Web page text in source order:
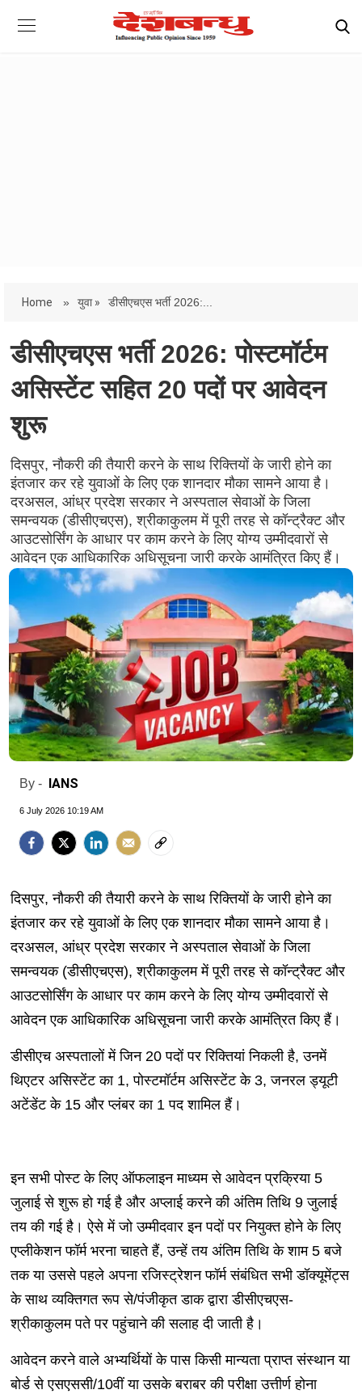
Home » युवा » डीसीएचएस भर्ती 2026:...
डीसीएचएस भर्ती 2026: पोस्टमॉर्टम
असिस्टेंट सहित 20 पदों पर आवेदन
शुरू
दिसपुर, नौकरी की तैयारी करने के साथ रिक्तियों के जारी होने का
इंतजार कर रहे युवाओं के लिए एक शानदार मौका सामने आया है।
दरअसल, आंध्र प्रदेश सरकार ने अस्पताल सेवाओं के जिला
समन्वयक (डीसीएचएस), श्रीकाकुलम में पूरी तरह से कॉन्ट्रैक्ट और
आउटसोर्सिंग के आधार पर काम करने के लिए योग्य उम्मीदवारों से
आवेदन एक आधिकारिक अधिसूचना जारी करके आमंत्रित किए हैं।
By - IANS
6 July 2026 10:19 AM
दिसपुर, नौकरी की तैयारी करने के साथ रिक्तियों के जारी होने का
इंतजार कर रहे युवाओं के लिए एक शानदार मौका सामने आया है।
दरअसल, आंध्र प्रदेश सरकार ने अस्पताल सेवाओं के जिला
समन्वयक (डीसीएचएस), श्रीकाकुलम में पूरी तरह से कॉन्ट्रैक्ट और
आउटसोर्सिंग के आधार पर काम करने के लिए योग्य उम्मीदवारों से
आवेदन एक आधिकारिक अधिसूचना जारी करके आमंत्रित किए हैं।
डीसीएच अस्पतालों में जिन 20 पदों पर रिक्तियां निकली है, उनमें
थिएटर असिस्टेंट का 1, पोस्टमॉर्टम असिस्टेंट के 3, जनरल ड्यूटी
अटेंडेंट के 15 और प्लंबर का 1 पद शामिल हैं।
इन सभी पोस्ट के लिए ऑफलाइन माध्यम से आवेदन प्रक्रिया 5
जुलाई से शुरू हो गई है और अप्लाई करने की अंतिम तिथि 9 जुलाई
तय की गई है। ऐसे में जो उम्मीदवार इन पदों पर नियुक्त होने के लिए
एप्लीकेशन फॉर्म भरना चाहते हैं, उन्हें तय अंतिम तिथि के शाम 5 बजे
तक या उससे पहले अपना रजिस्ट्रेशन फॉर्म संबंधित सभी डॉक्यूमेंट्स
के साथ व्यक्तिगत रूप से/पंजीकृत डाक द्वारा डीसीएचएस-
श्रीकाकुलम पते पर पहुंचाने की सलाह दी जाती है।
आवेदन करने वाले अभ्यर्थियों के पास किसी मान्यता प्राप्त संस्थान या
बोर्ड से एसएससी/10वीं या उसके बराबर की परीक्षा उत्तीर्ण होना